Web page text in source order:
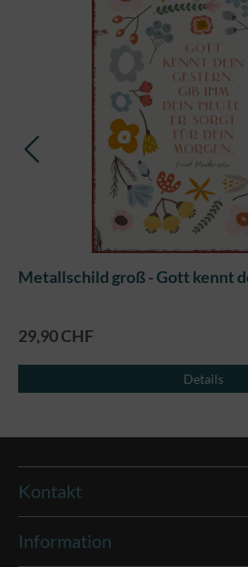
Metallschild groß - Gott kennt
29,90 CHF
Details
Kontakt
Information